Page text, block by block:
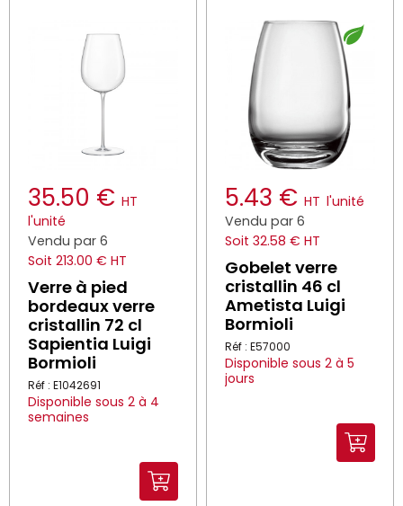
35.50 € HT
l'unité
Vendu par 6
Soit 213.00 € HT
Verre à pied
bordeaux verre
cristallin 72 cl
Sapientia Luigi
Bormioli
Réf : E1042691
Disponible sous 2 à 4
semaines
5.43 € HT l'unité
Vendu par 6
Soit 32.58 € HT
Gobelet verre
cristallin 46 cl
Ametista Luigi
Bormioli
Réf : E57000
Disponible sous 2 à 5
jours